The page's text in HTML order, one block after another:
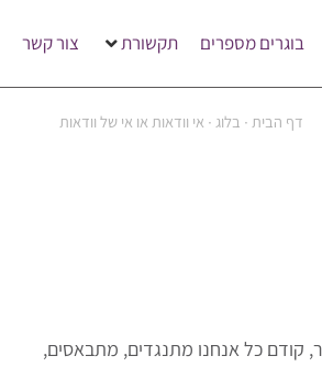
בוגרים מספרים תקשורת צור קשר
דף הבית ∙ בלוג ∙ אי וודאות או אי של וודאות
קודם כל אנחנו מתנגדים, מתבאסים,